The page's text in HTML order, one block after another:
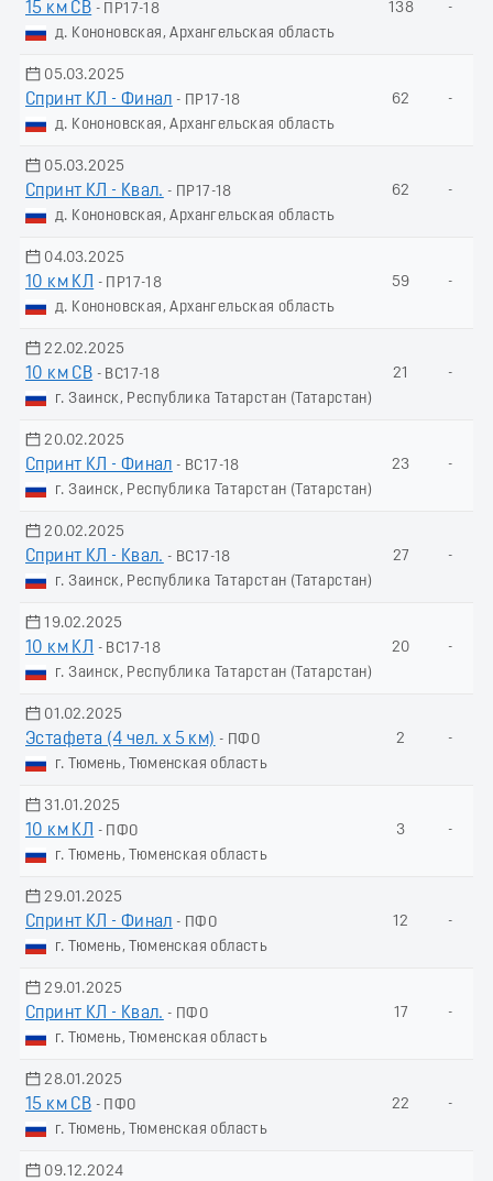
15 км СВ - ПР17-18
д. Кононовская, Архангельская область
138 -
05.03.2025
Спринт КЛ - Финал - ПР17-18
д. Кононовская, Архангельская область
62 -
05.03.2025
Спринт КЛ - Квал. - ПР17-18
д. Кононовская, Архангельская область
62 -
04.03.2025
10 км КЛ
- ПР17-18
д. Кононовская, Архангельская область
59 -
22.02.2025
10 км СВ - ВС17-18
г. Заинск, Республика Татарстан (Татарстан)
21 -
20.02.2025
Спринт КЛ - Финал - ВС17-18
г. Заинск, Республика Татарстан (Татарстан)
23 -
20.02.2025
Спринт КЛ - Квал. - ВС17-18
г. Заинск, Республика Татарстан (Татарстан)
27 -
19.02.2025
10 км КЛ
- ВС17-18
г. Заинск, Республика Татарстан (Татарстан)
20 -
01.02.2025
Эстафета (4 чел. х 5 км) - ПФО
г. Тюмень, Тюменская область
2 -
31.01.2025
10 км КЛ
- ПФО
г. Тюмень, Тюменская область
3 -
29.01.2025
Спринт КЛ - Финал - ПФО
г. Тюмень, Тюменская область
12 -
29.01.2025
Спринт КЛ - Квал. - ПФО
г. Тюмень, Тюменская область
17 -
28.01.2025
15 км СВ - ПФО
г. Тюмень, Тюменская область
22 -
09.12.2024